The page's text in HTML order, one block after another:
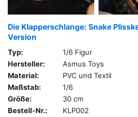
Die Klapperschlange: Snake
Version
Typ:
1/6 Figur
Hersteller:
Asmus Toys
Material:
PVC und Textil
Maßstab:
1/6
Größe:
30 cm
Bestell-Nr.:
KLP002